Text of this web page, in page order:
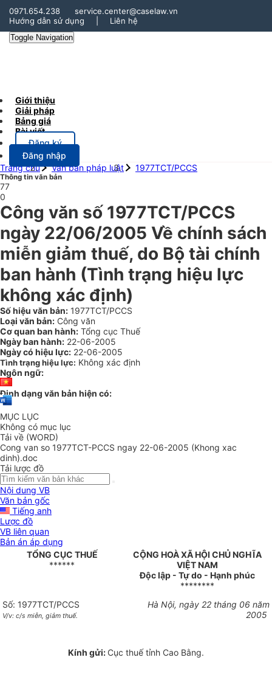
0971.654.238
service.center@caselaw.vn
Hướng dẫn sử dụng
Liên hệ
Toggle Navigation
Giới thiệu
Giải pháp
Bảng giá
Bài viết
Đăng ký
Đăng nhập
Trang chủ
Văn bản pháp luật 1977TCT/PCCS
Thông tin văn bản
77
0
Công văn số 1977TCT/PCCS
ngày 22/06/2005 Về chính sách
miễn giảm thuế, do Bộ tài chính
ban hành (Tình trạng hiệu lực
không xác định)
Số hiệu văn bản: 1977TCT/PCCS
Loại văn bản: Công văn
Cơ quan ban hành: Tổng cục Thuế
Ngày ban hành: 22-06-2005
Ngày có hiệu lực: 22-06-2005
Tình trạng hiệu lực: Không xác định
Ngôn ngữ:
Định dạng văn bản hiện có:
MỤC LỤC
Không có mục lục
Tải về (WORD)
Cong van so 1977TCT-PCCS ngay 22-06-2005 (Khong xac
dinh).doc
Tải lược đồ
Nội dung VB
Văn bản gốc
Tiếng anh
Lược đồ
VB liên quan
Bản án áp dụng
TỔNG CỤC THUẾ
******
CỘNG HOÀ XÃ HỘI CHỦ NGHĨA
VIỆT NAM
Độc lập - Tự do - Hạnh phúc
********
Số: 1977TCT/PCCS
V/v: c/s miễn, giảm thuế.
Hà Nội, ngày 22 tháng 06 năm
2005
Kính gửi: Cục thuế tỉnh Cao Bằng.